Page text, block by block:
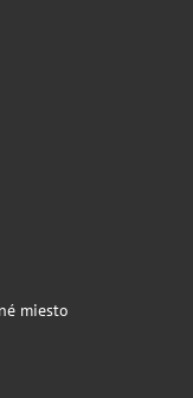
miesto